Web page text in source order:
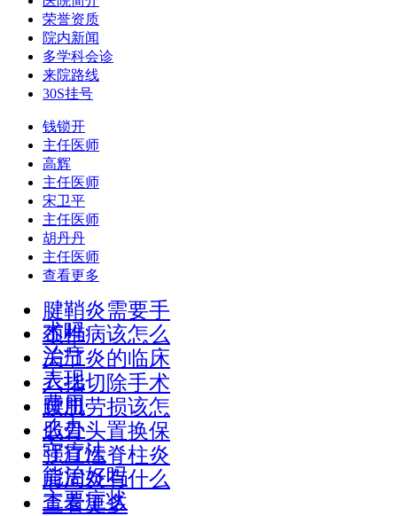
荣誉资质
院内新闻
多学科会诊
来院路线
30S挂号
钱锁开
主任医师
高辉
主任医师
宋卫平
主任医师
胡丹丹
主任医师
查看更多
腱鞘炎需要手
术吗
颈椎病该怎么
治疗
关节炎的临床
表现
六指切除手术
费用
腰肌劳损该怎
么办
股骨头置换保
守疗法
强直性脊柱炎
能治好吗
肩周炎有什么
主要症状
查看更多